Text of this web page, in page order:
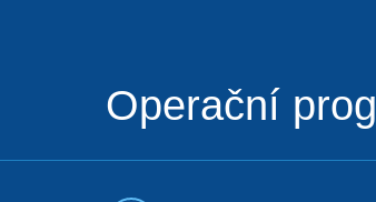
Operační